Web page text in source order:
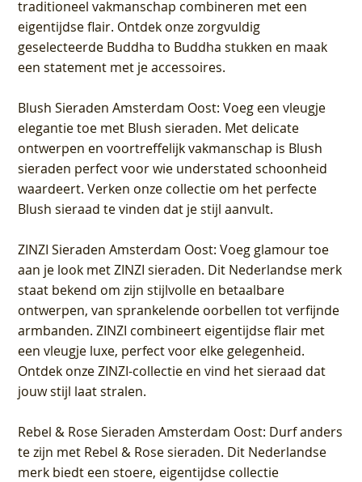
traditioneel vakmanschap combineren met een
eigentijdse flair. Ontdek onze zorgvuldig
geselecteerde Buddha to Buddha stukken en maak
een statement met je accessoires.
Blush Sieraden Amsterdam Oost: Voeg een vleugje
elegantie toe met Blush sieraden. Met delicate
ontwerpen en voortreffelijk vakmanschap is Blush
sieraden perfect voor wie understated schoonheid
waardeert. Verken onze collectie om het perfecte
Blush sieraad te vinden dat je stijl aanvult.
ZINZI Sieraden Amsterdam Oost: Voeg glamour toe
aan je look met ZINZI sieraden. Dit Nederlandse merk
staat bekend om zijn stijlvolle en betaalbare
ontwerpen, van sprankelende oorbellen tot verfijnde
armbanden. ZINZI combineert eigentijdse flair met
een vleugje luxe, perfect voor elke gelegenheid.
Ontdek onze ZINZI-collectie en vind het sieraad dat
jouw stijl laat stralen.
Rebel & Rose Sieraden Amsterdam Oost: Durf anders
te zijn met Rebel & Rose sieraden. Dit Nederlandse
merk biedt een stoere, eigentijdse collectie